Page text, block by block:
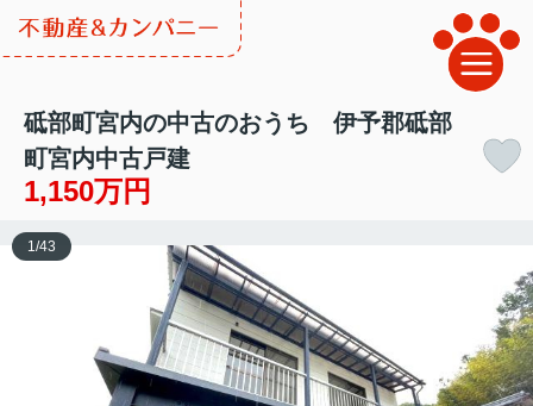
砥部町宮内の中古のおうち 伊予郡砥部
町宮内中古戸建
1,150万円
1 /43